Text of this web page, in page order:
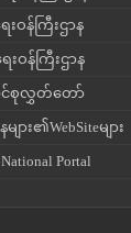
ေးဝန်ကြီးဌာန
ေးဝန်ကြီးဌာန
င်စုလွှတ်တော်
ျား၏WebSiteများ
Portal